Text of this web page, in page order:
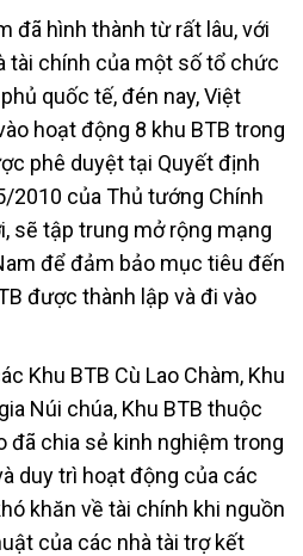
đã hình thành từ rất lâu, với
tài chính của một số tổ chức
quốc tế, đén nay, Việt
hoạt động 8 khu BTB trong
phê duyệt tại Quyết định
2010 của Thủ tướng Chính
sẽ tập trung mở rộng mạng
để đảm bảo mục tiêu đến
được thành lập và đi vào
Khu BTB Cù Lao Chàm, Khu
Núi chúa, Khu BTB thuộc
đã chia sẻ kinh nghiệm trong
duy trì hoạt động của các
khăn về tài chính khi nguồn
của các nhà tài trợ kết